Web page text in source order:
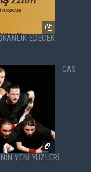
EDECEK
CAS
YENİ YÜZLERİ